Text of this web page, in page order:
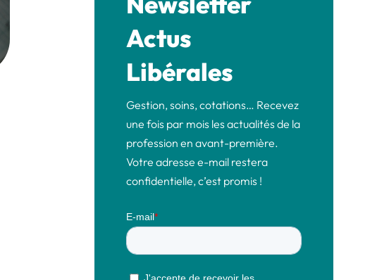
Actus
Libérales
Gestion, soins, cotations… Recevez
une fois par mois les actualités de la
profession en avant-première.
Votre adresse e-mail restera
confidentielle, c’est promis !